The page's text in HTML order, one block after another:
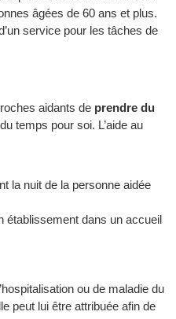
âgées de 60 ans et plus.
service pour les tâches de
aidants de prendre du
temps pour soi. L’aide au
la nuit de la personne aidée
établissement dans un accueil
ou de maladie du
peut lui être attribuée afin de